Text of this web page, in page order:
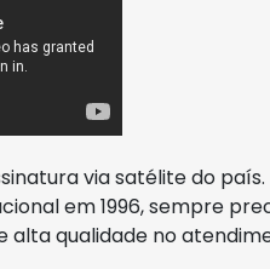
via satélite do
em 1996, sempre
qualidade no